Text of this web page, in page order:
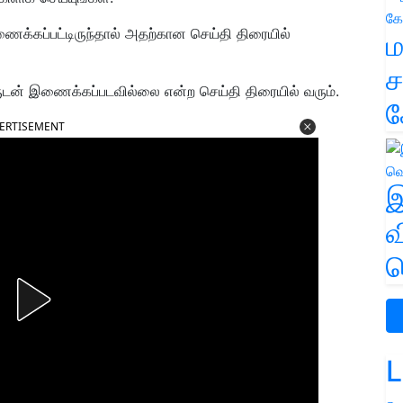
அதற்கான செய்தி திரையில்
இணைக்கப்படவில்லை என்ற செய்தி திரையில் வரும்.